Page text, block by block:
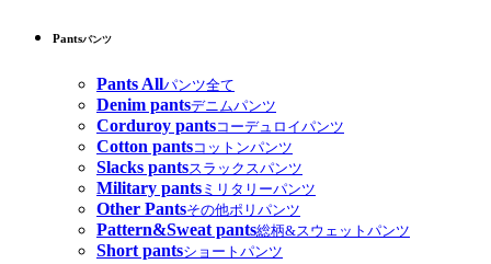
Pantsパンツ
Pants Allパンツ全て
Denim pantsデニムパンツ
Corduroy pantsコーデュロイパンツ
Cotton pantsコットンパンツ
Slacks pantsスラックスパンツ
Military pants ミリタリーパンツ
Other Pantsその他ポリパンツ
Pattern&Sweat pants総柄&スウェットパンツ
Short pantsショートパンツ